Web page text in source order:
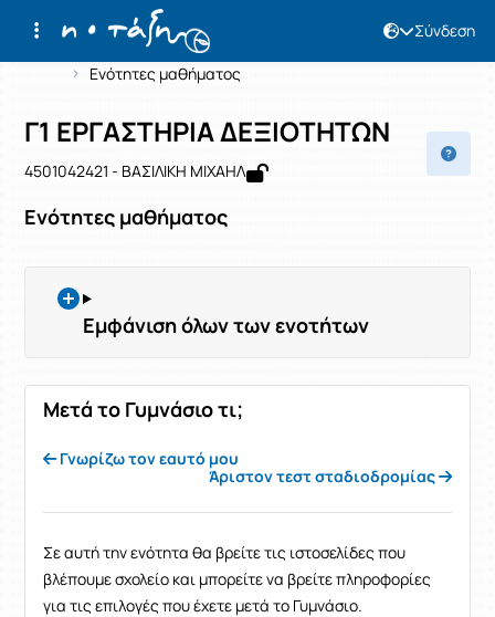
Σύνδεση
Αρχική Σελίδα
Ενότητες μαθήματος
Μάθημα : Γ1 ΕΡΓΑΣΤΗΡΙΑ
Κωδικός : 4501042421
Γ1 ΕΡΓΑΣΤΗΡΙΑ ΔΕΞΙΟΤΗΤΩΝ
4501042421 - ΒΑΣΙΛΙΚΗ ΜΙΧΑΗΛ
Ενότητες μαθήματος
Εμφάνιση όλων των ενοτήτων
Μετά το Γυμνάσιο τι;
Γνωρίζω τον εαυτό μου
Άριστον τεστ σταδιοδρομίας
Σε αυτή την ενότητα θα βρείτε τις ιστοσελίδες που
βλέπουμε σχολείο και μπορείτε να βρείτε πληροφορίες
για τις επιλογές που έχετε μετά το Γυμνάσιο.